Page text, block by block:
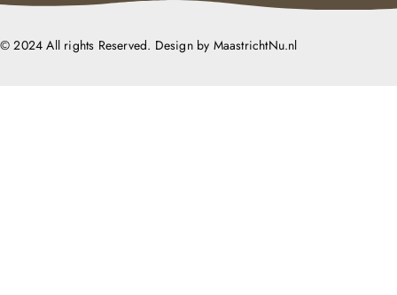
© 2024 All rights Reserved. Design by MaastrichtNu.nl